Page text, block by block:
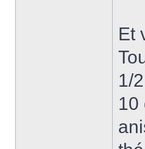
Et
1/
10